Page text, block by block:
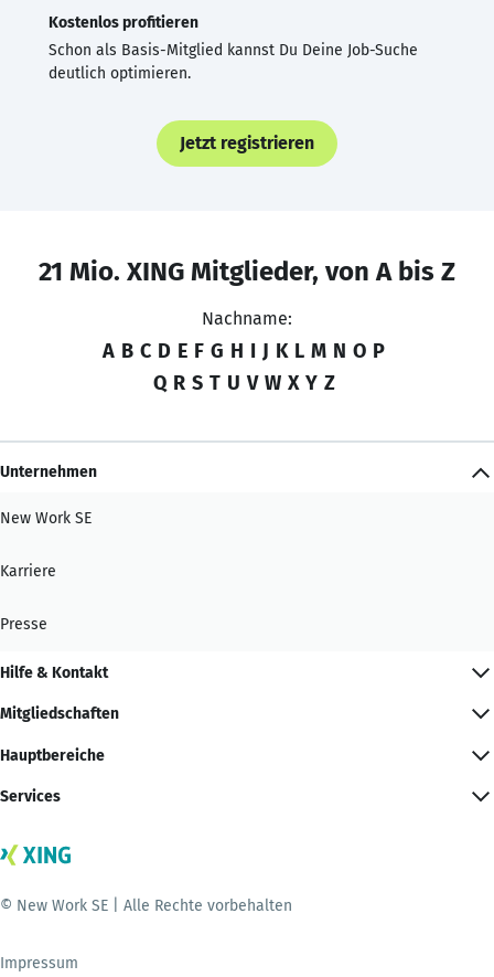
Kostenlos profitieren
Schon als Basis-Mitglied kannst Du Deine Job-Suche
deutlich optimieren.
Jetzt registrieren
21 Mio. XING Mitglieder, von A bis Z
Nachname:
A B C D E F G H I J K L M N O P
Q R S T U V W X Y Z
Unternehmen
New Work SE
Karriere
Presse
Hilfe & Kontakt
Mitgliedschaften
Hauptbereiche
Services
© New Work SE | Alle Rechte vorbehalten
Impressum